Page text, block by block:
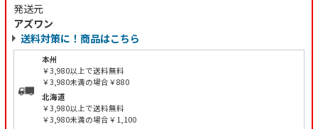
発送元
アズワン
送料対策に！商品はこちら
本州
￥3,980以上で送料無料
￥3,980未満の場合￥880
北海道
￥3,980以上で送料無料
￥3,980未満の場合￥1,100